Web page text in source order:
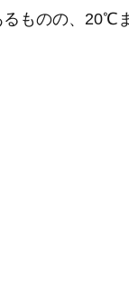
ものの、20℃